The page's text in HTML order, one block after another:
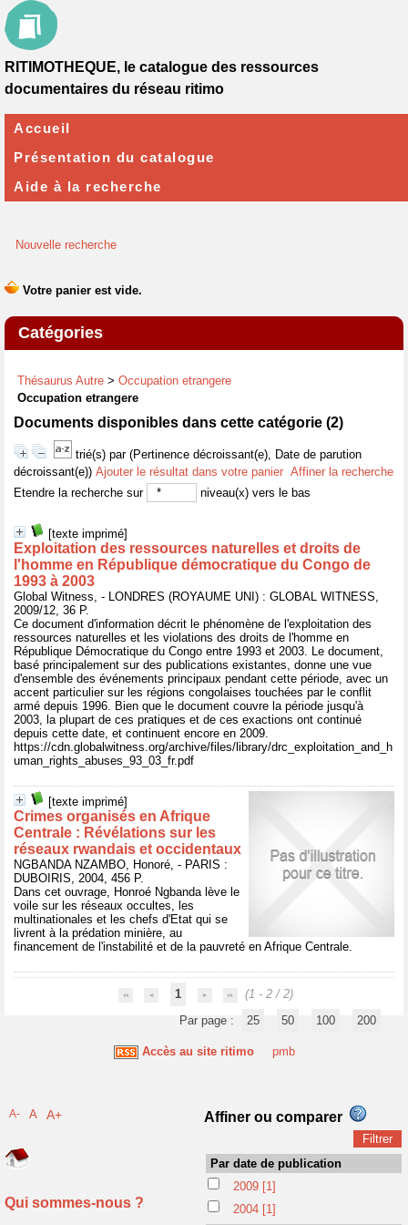
Nouvelle recherche
Catégories
Thésaurus Autre > Occupation etrangere
Occupation etrangere
Documents disponibles dans cette catégorie (2)
trié(s) par (Pertinence décroissant(e), Date de parution
décroissant(e)) Ajouter le résultat dans votre panier Affiner la recherche
Etendre la recherche sur
niveau(x) vers le bas
[texte imprimé]
Exploitation des ressources naturelles et droits de
l'homme en République démocratique du Congo de
1993 à 2003
Global Witness, - LONDRES (ROYAUME UNI) : GLOBAL WITNESS,
2009/12, 36 P.
Ce document d'information décrit le phénomène de l'exploitation des
ressources naturelles et les violations des droits de l'homme en
République Démocratique du Congo entre 1993 et 2003. Le document,
basé principalement sur des publications existantes, donne une vue
d'ensemble des événements principaux pendant cette période, avec un
accent particulier sur les régions congolaises touchées par le conflit
armé depuis 1996. Bien que le document couvre la période jusqu'à
2003, la plupart de ces pratiques et de ces exactions ont continué
depuis cette date, et continuent encore en 2009.
https://cdn.globalwitness.org/archive/files/library/drc_exploitation_and_h
uman_rights_abuses_93_03_fr.pdf
[texte imprimé]
Crimes organisés en Afrique
Centrale : Révélations sur les
réseaux rwandais et occidentaux
NGBANDA NZAMBO, Honoré, - PARIS :
DUBOIRIS, 2004, 456 P.
Dans cet ouvrage, Honroé Ngbanda lève le
voile sur les réseaux occultes, les
multinationales et les chefs d'Etat qui se
livrent à la prédation minière, au
financement de l'instabilité et de la pauvreté en Afrique Centrale.
1
(1 - 2 / 2)
Par page :
25 50 100 200
Accès au site ritimo pmb
RITIMOTHEQUE, le catalogue des ressources
documentaires du réseau ritimo
Accueil
Présentation du catalogue
Aide à la recherche
A- A A+
Qui sommes-nous ?
Affiner ou comparer
Par date de publication
2009 [1]
2004 [1]